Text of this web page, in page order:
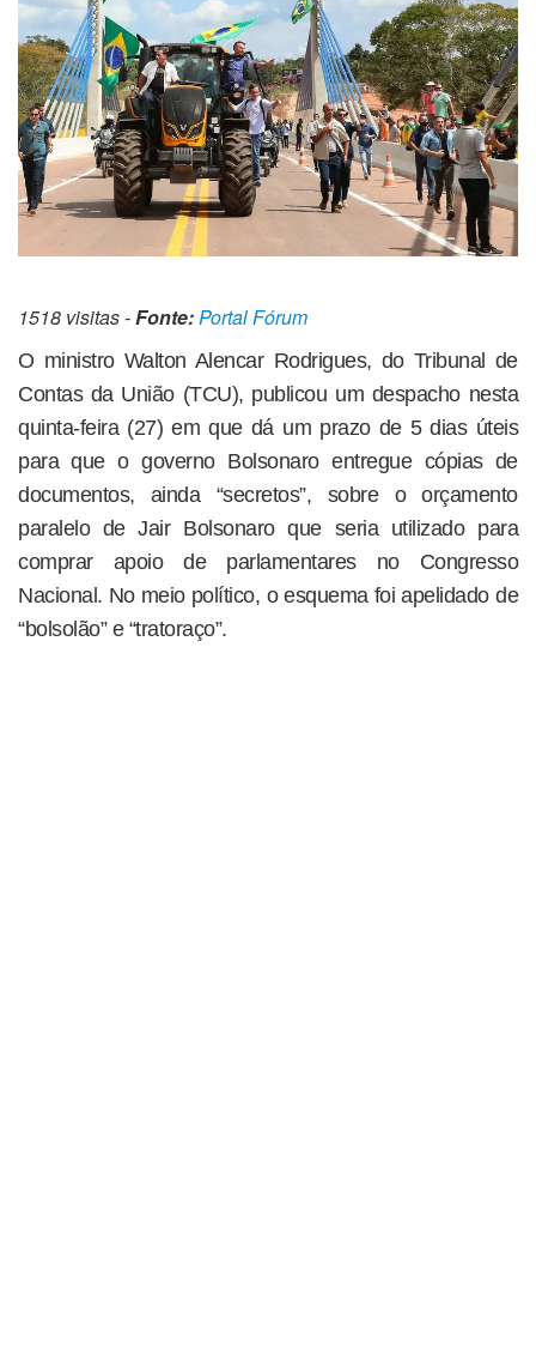
1518 visitas -Fonte:Portal Fórum
O ministro Walton Alencar Rodrigues, do Tribunal de
Contas da União (TCU), publicou um despacho nesta
quinta-feira (27) em que dá um prazo de 5 dias úteis
para que o governo Bolsonaro entregue cópias de
documentos, ainda “secretos”, sobre o orçamento
paralelo de Jair Bolsonaro que seria utilizado para
comprar apoio de parlamentares no Congresso
Nacional. No meio político, o esquema foi apelidado de
“bolsolão” e “tratoraço”.